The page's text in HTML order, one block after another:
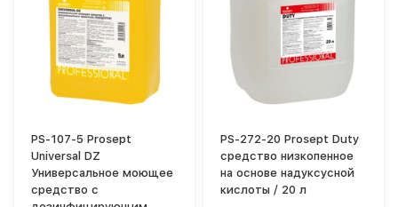
PS-107-5 Prosept
Universal DZ
Универсальное моющее
средство с
PS-272-20 Prosept Duty
средство низкопенное
на основе надуксусной
кислоты / 20 л